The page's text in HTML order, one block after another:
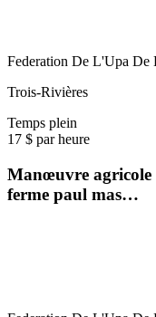
Federation De L'Upa
Trois-Rivières
Temps plein
17 $ par heure
Manœuvre agricole
ferme paul mas…